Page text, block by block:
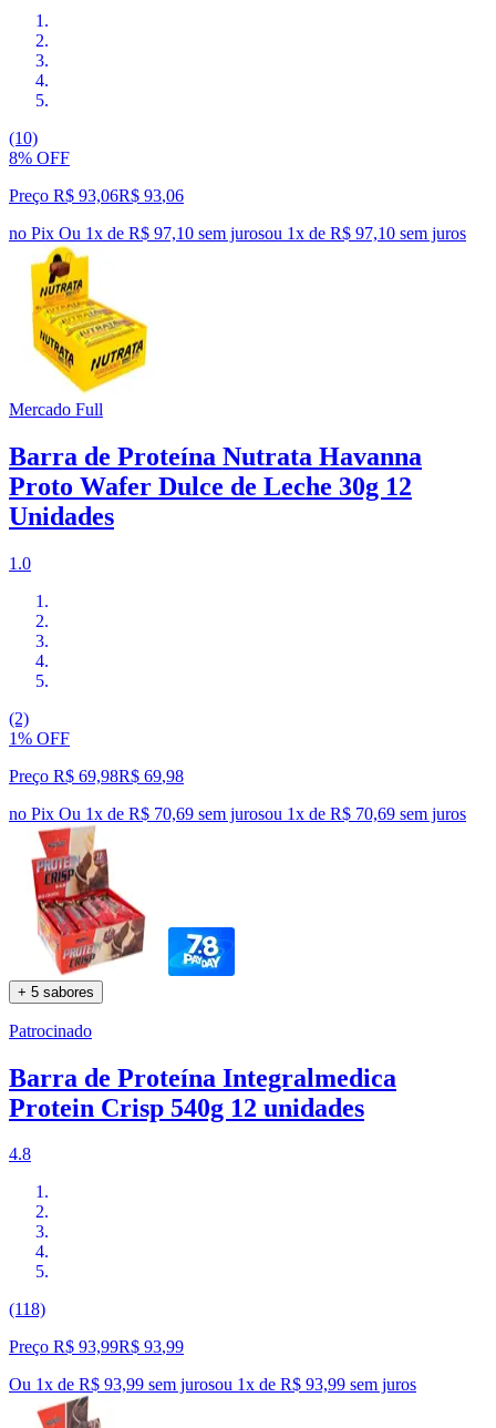
(10)
8% OFF
Preço R$ 93,06R$ 93,06
no Pix Ou 1x de R$ 97,10 sem jurosou 1x de R$ 97,10 sem juros
Mercado Full
Barra de Proteína Nutrata Havanna
Proto Wafer Dulce de Leche 30g 12
Unidades
1.0
(2)
1% OFF
Preço R$ 69,98R$ 69,98
no Pix Ou 1x de R$ 70,69 sem jurosou 1x de R$ 70,69 sem juros
+ 5 sabores
Patrocinado
Barra de Proteína Integralmedica
Protein Crisp 540g 12 unidades
4.8
(118)
Preço R$ 93,99R$ 93,99
Ou 1x de R$ 93,99 sem jurosou 1x de R$ 93,99 sem juros